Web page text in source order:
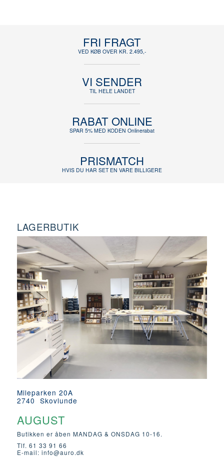
FRI FRAGT
VED KØB OVER KR. 2.495,-
VI SENDER
TIL HELE LANDET
RABAT ONLINE
SPAR 5% MED KODEN Onlinerabat
PRISMATCH
HVIS DU HAR SET EN VARE BILLIGERE
LAGERBUTIK
Mileparken 20A
2740 Skovlunde
AUGUST
Butikken er åben MANDAG & ONSDAG 10-16.
Tlf. 61 33 91 66
E-mail: info@auro.dk